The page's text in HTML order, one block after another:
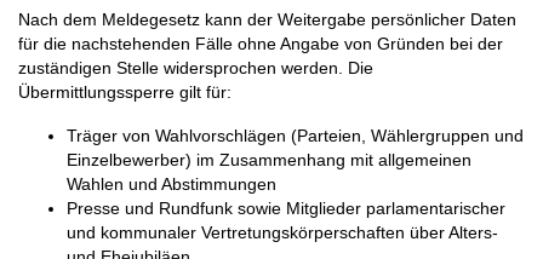
Nach dem Meldegesetz kann der Weitergabe persönlicher Daten
für die nachstehenden Fälle ohne Angabe von Gründen bei der
zuständigen Stelle widersprochen werden. Die
Übermittlungssperre gilt für:
Träger von Wahlvorschlägen (Parteien, Wählergruppen und
Einzelbewerber) im Zusammenhang mit allgemeinen
Wahlen und Abstimmungen
Presse und Rundfunk sowie Mitglieder parlamentarischer
und kommunaler Vertretungskörperschaften über Alters-